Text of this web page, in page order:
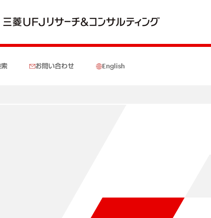
お問い合わせ English